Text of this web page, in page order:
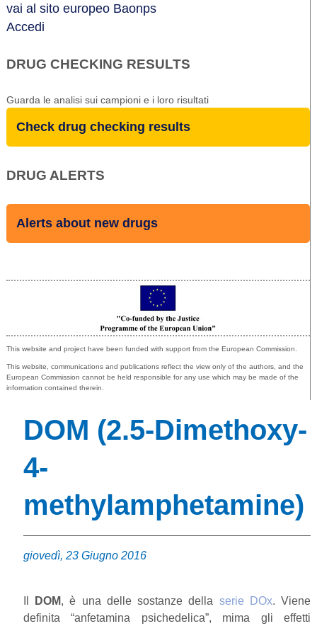
vai al sito europeo Baonps
Accedi
DRUG CHECKING RESULTS
Guarda le analisi sui campioni e i loro risultati
Check drug checking results
DRUG ALERTS
Alerts about new drugs
Co-funded by the European Union
This website and project have been funded with support from the European Commission.
This website, communications and publications reflect the view only of the authors, and the
European Commission cannot be held responsible for any use which may be made of the
information contained therein.
DOM (2.5-Dimethoxy-
4-
methylamphetamine)
giovedì, 23 Giugno 2016
DOM, è una delle sostanze della serie DOx. Viene
definita “anfetamina psichedelica”, mima gli effetti